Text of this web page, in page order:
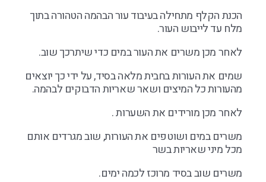
הכנת הקלף מתחילה בעיבוד עור הבהמה הטהורה בתוך
מלח עד לייבוש העור.
לאחר מכן משרים את העור במים כדי שיתרכך שוב.
שמים את העורות בחבית מלאה בסיד, על ידי כך יוצאים
מהעורות כל המיצים ושאר שאריות הדבוקים לבהמה.
לאחר מכן מורידים את השערות .
משרים במים ושוטפים את העורות, שוב מגרדים אותם
מכל מיני שאריות בשר
משרים שוב בסיד מרוכז לכמה ימים.